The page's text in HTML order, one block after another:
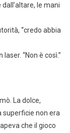
le mani
“credo abbia
“Non è così.”
La dolce,
superficie non era
che il gioco